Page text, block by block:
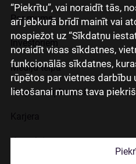
“Piekrītu”, vai noraidīt tās,
arī jebkurā brīdī mainīt vai
nospiežot uz “Sīkdatņu
noraidīt visas sīkdatnes,
funkcionālās sīkdatnes,
rūpētos par vietnes darbību
lietošanai mums tava
Par mums
Investoriem
Mediju telpa
Grupas uzņēmumi
Kontakti